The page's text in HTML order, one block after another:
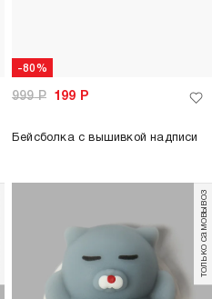
-80%
999Р 199 Р
Бейсболка с вышивкой надписи
только самовывоз